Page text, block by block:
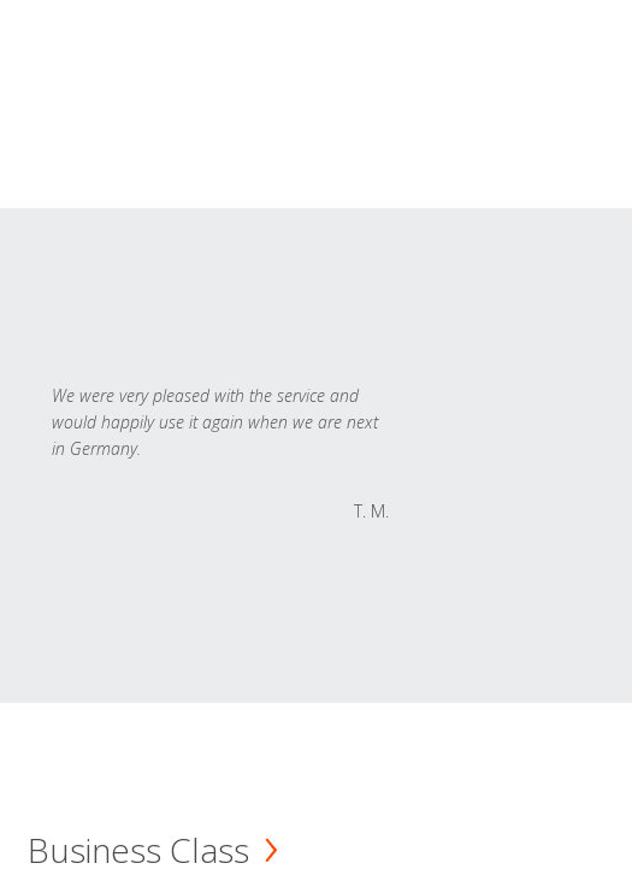
We were very pleased with the service and
would happily use it again when we are next
in Germany.
T. M.
Business Class